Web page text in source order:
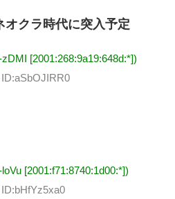
クラ時代に突入予定
[2001:268:9a19:648d:*])
[2001:f71:8740:1d00:*])